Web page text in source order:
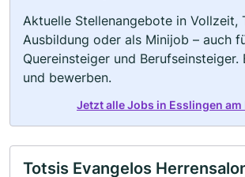
Aktuelle Stellenangebote in Vollzeit,
Ausbildung oder als Minijob – auch
Quereinsteiger und
und bewerben.
Jetzt alle Jobs in Esslingen am
Totsis Evangelos